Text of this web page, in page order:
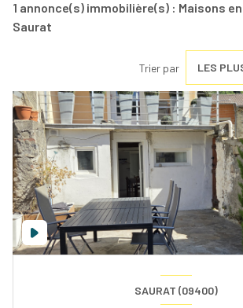
1 annonce(s) immobilière(s) : Maisons
Saurat
Trier par LES
SAURAT (09400)